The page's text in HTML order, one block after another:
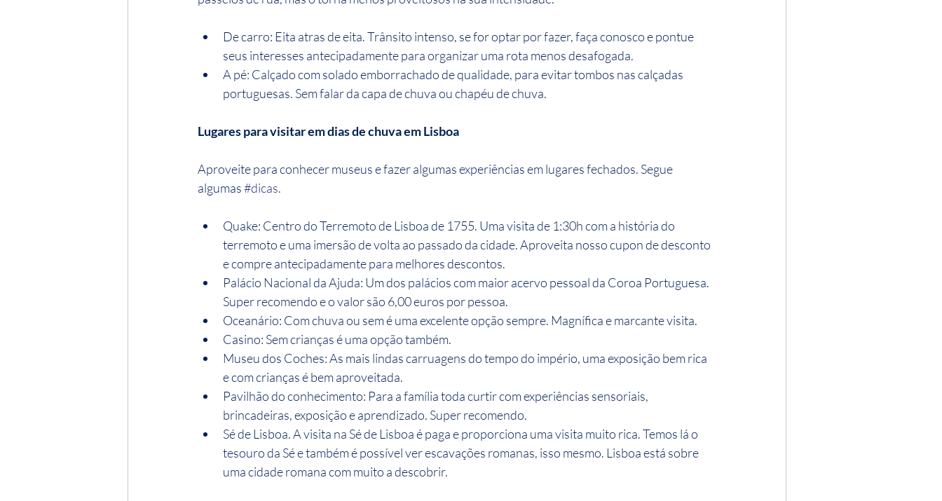
De carro: Eita atras de eita. Trânsito intenso, se for optar por fazer, faça conosco e pontue
seus interesses antecipadamente para organizar uma rota menos desafogada.
A pé: Calçado com solado emborrachado de qualidade, para evitar tombos nas calçadas
portuguesas. Sem falar da capa de chuva ou chapéu de chuva.
Lugares para visitar em dias de chuva em Lisboa
Aproveite para conhecer museus e fazer algumas experiências em lugares fechados. Segue
algumas #dicas.
Quake: Centro do Terremoto de Lisboa de 1755. Uma visita de 1:30h com a história do
terremoto e uma imersão de volta ao passado da cidade. Aproveita nosso cupon de desconto
e compre antecipadamente para melhores descontos.
Palácio Nacional da Ajuda: Um dos palácios com maior acervo pessoal da Coroa Portuguesa.
Super recomendo e o valor são 6,00 euros por pessoa.
Oceanário: Com chuva ou sem é uma excelente opção sempre. Magnífica e marcante visita.
Casino: Sem crianças é uma opção também.
Museu dos Coches: As mais lindas carruagens do tempo do império, uma exposição bem rica
e com crianças é bem aproveitada.
Pavilhão do conhecimento: Para a família toda curtir com experiências sensoriais,
brincadeiras, exposição e aprendizado. Super recomendo.
Sé de Lisboa. A visita na Sé de Lisboa é paga e proporciona uma visita muito rica. Temos lá o
tesouro da Sé e também é possível ver escavações romanas, isso mesmo. Lisboa está sobre
uma cidade romana com muito a descobrir.